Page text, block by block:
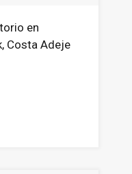
en
Costa Adeje